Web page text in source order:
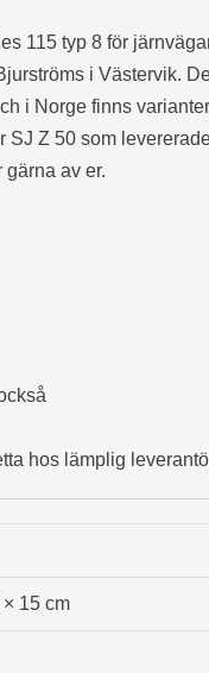
115 typ 8 för
i Västervik.
i Norge finns
SJ Z 50 som
av er.
hos lämplig
15 cm